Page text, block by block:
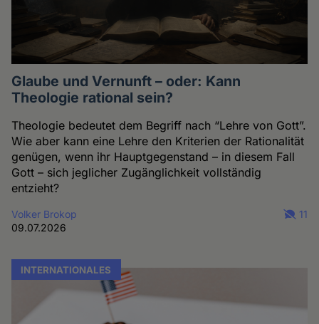
Glaube und Vernunft – oder: Kann
Theologie rational sein?
Theologie bedeutet dem Begriff nach “Lehre von Gott”.
Wie aber kann eine Lehre den Kriterien der Rationalität
genügen, wenn ihr Hauptgegenstand – in diesem Fall
Gott – sich jeglicher Zugänglichkeit vollständig
entzieht?
Volker Brokop
09.07.2026
11
INTERNATIONALES